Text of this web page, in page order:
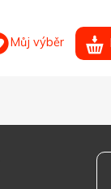
Můj výběr